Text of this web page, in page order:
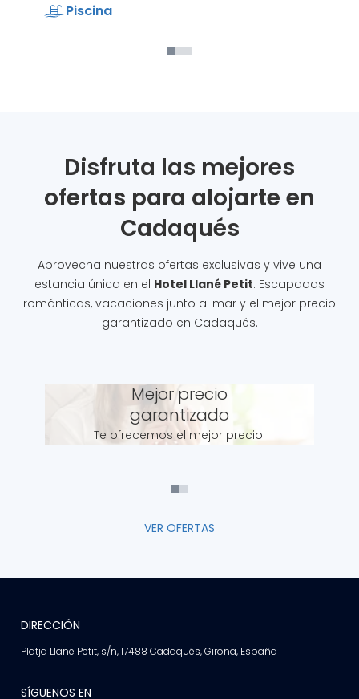
Piscina
Disfruta las mejores
ofertas para alojarte en
Cadaqués
Aprovecha nuestras ofertas exclusivas y vive una
estancia única en el Hotel Llané Petit. Escapadas
románticas, vacaciones junto al mar y el mejor precio
garantizado en Cadaqués.
Mejor precio
garantizado
Te ofrecemos el mejor precio.
VER OFERTAS
DIRECCIÓN
Platja Llane Petit, s/n, 17488 Cadaqués, Girona, España
SÍGUENOS EN